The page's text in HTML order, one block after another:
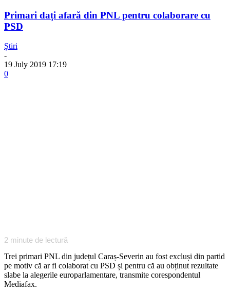
Primari dați afară din PNL pentru colaborare cu
PSD
Știri
-
19 July 2019 17:19
0
2 minute de lectură
Trei primari PNL din județul Caraș-Severin au fost excluși din partid
pe motiv că ar fi colaborat cu PSD și pentru că au obținut rezultate
slabe la alegerile europarlamentare, transmite corespondentul
Mediafax.